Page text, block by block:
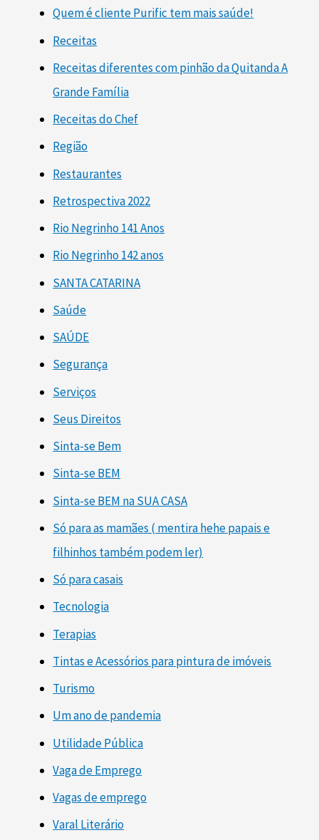
Quem é cliente Purific tem mais saúde!
Receitas
Receitas diferentes com pinhão da Quitanda A
Grande Família
Receitas do Chef
Região
Restaurantes
Retrospectiva 2022
Rio Negrinho 141 Anos
Rio Negrinho 142 anos
SANTA CATARINA
Saúde
SAÚDE
Segurança
Serviços
Seus Direitos
Sinta-se Bem
Sinta-se BEM
Sinta-se BEM na SUA CASA
Só para as mamães ( mentira hehe papais e
filhinhos também podem ler)
Só para casais
Tecnologia
Terapias
Tintas e Acessórios para pintura de imóveis
Turismo
Um ano de pandemia
Utilidade Pública
Vaga de Emprego
Vagas de emprego
Varal Literário